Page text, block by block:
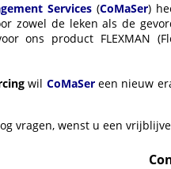
Services (CoMaSer)
zowel de leken als de
ons product FLEXMAN
wil CoMaSereen nieuw
vragen, wenst u een